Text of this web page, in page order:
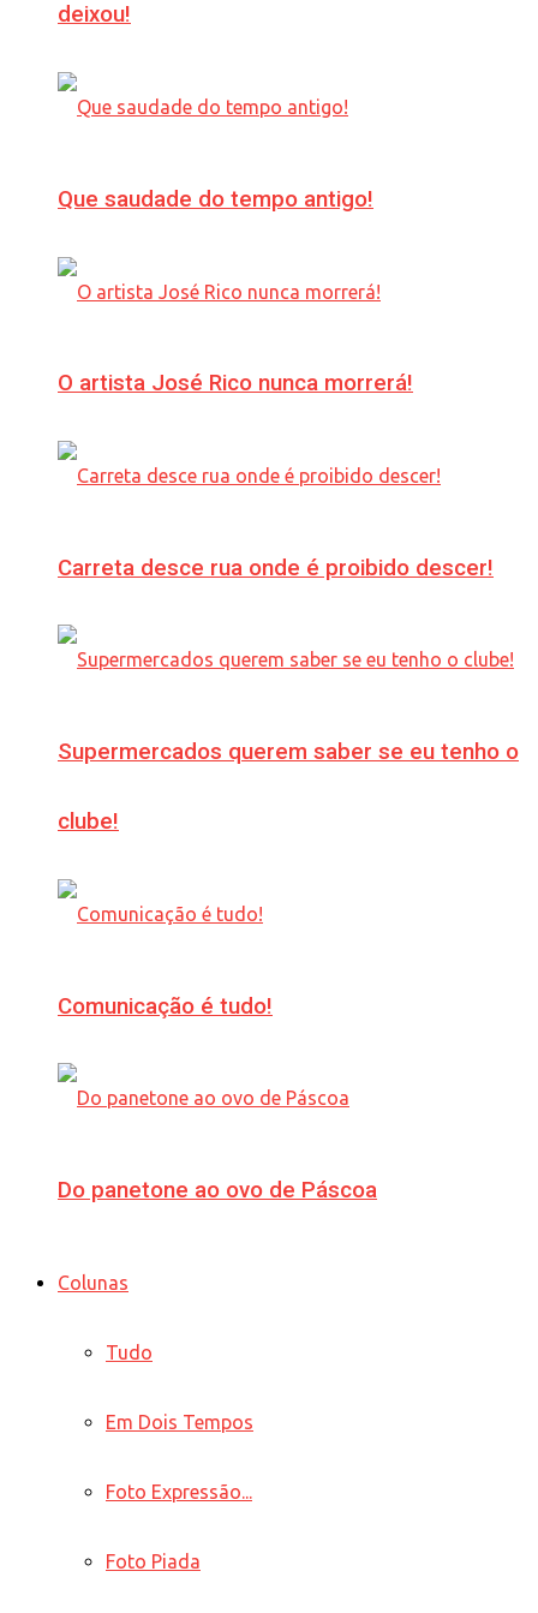
deixou!
Que saudade do tempo antigo!
O artista José Rico nunca morrerá!
Carreta desce rua onde é proibido descer!
Supermercados querem saber se eu tenho o
clube!
Comunicação é tudo!
Do panetone ao ovo de Páscoa
Colunas
Tudo
Em Dois Tempos
Foto Expressão...
Foto Piada